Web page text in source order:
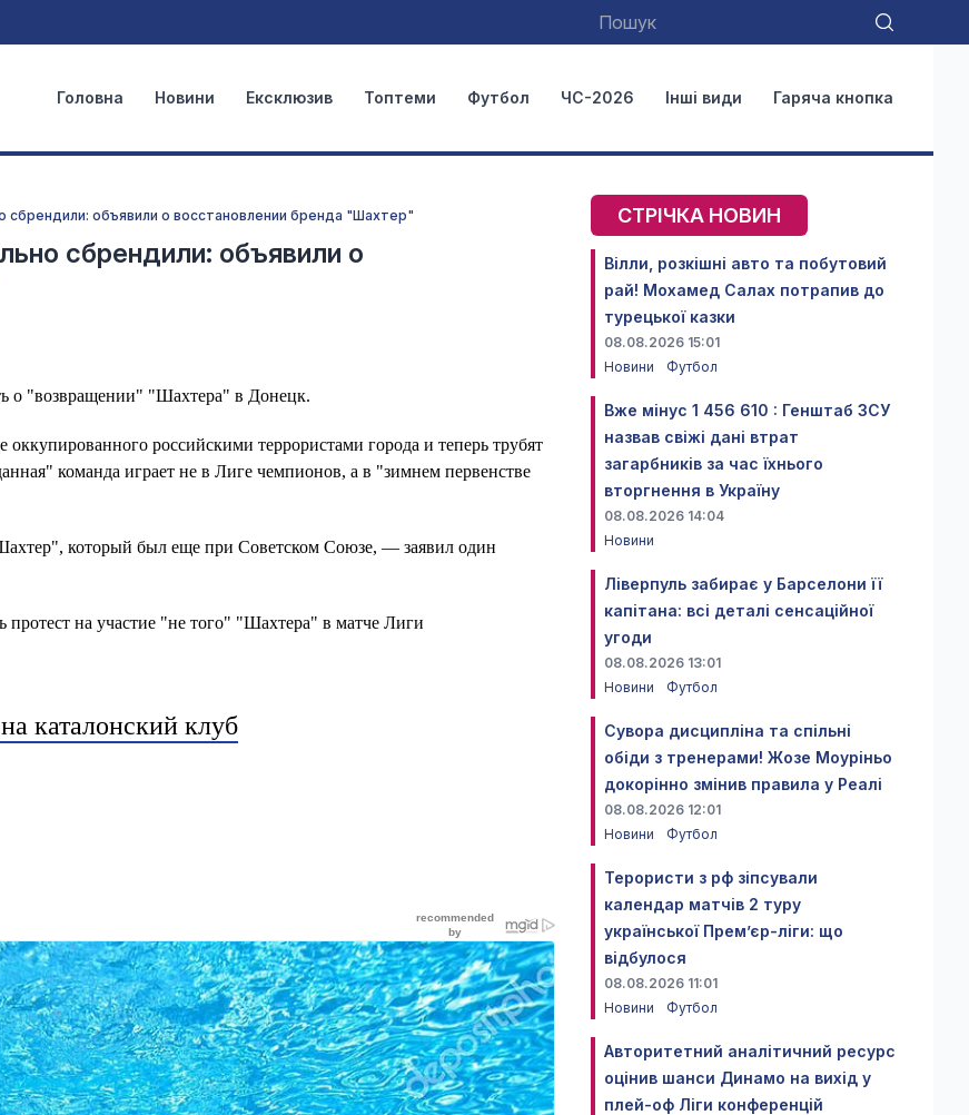
Головна Новини Ексклюзив Топтеми Футбол ЧС-2026 Інші види Гаряча кнопка
объявили о восстановлении бренда "Шахтер"
сбрендили: объявили о
о "возвращении" "Шахтера" в Донецк.
российскими террористами города и теперь трубят
команда играет не в Лиге чемпионов, а в "зимнем первенстве
который был еще при Советском Союзе, — заявил один
протест на участие "не того" "Шахтера" в матче Лиги
каталонский клуб
СТРІЧКА НОВИН
Вілли, розкішні авто та побутовий
рай! Мохамед Салах потрапив до
турецької казки
08.08.2026 15:01
Новини
Футбол
Вже мінус 1 456 610 : Генштаб ЗСУ
назвав свіжі дані втрат
загарбників за час їхнього
вторгнення в Україну
08.08.2026 14:04
Новини
Ліверпуль забирає у Барселони її
капітана: всі деталі сенсаційної
угоди
08.08.2026 13:01
Новини
Футбол
Сувора дисципліна та спільні
обіди з тренерами! Жозе Моуріньо
докорінно змінив правила у Реалі
08.08.2026 12:01
Новини
Футбол
Терористи з рф зіпсували
календар матчів 2 туру
української Прем’єр-ліги: що
відбулося
08.08.2026 11:01
Новини
Футбол
Авторитетний аналітичний ресурс
оцінив шанси Динамо на вихід у
плей-оф Ліги конференцій